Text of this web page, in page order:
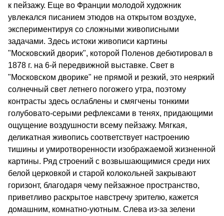
к пейзажу. Еще во Франции молодой художник
увлекался писанием этюдов на открытом воздухе,
экспериментируя со сложными живописными
задачами. Здесь истоки живописи картины
"Московский дворик", которой Поленов дебютировал в
1878 г. на 6-й передвижной выставке. Свет в
"Московском дворике" не прямой и резкий, это неяркий
солнечный свет летнего погожего утра, поэтому
контрасты здесь ослаблены и смягчены тонкими
голубовато-серыми рефлексами в тенях, придающими
ощущение воздушности всему пейзажу. Мягкая,
деликатная живопись соответствует настроению
тишины и умиротворенности изображаемой жизненной
картины. Ряд строений с возвышающимися среди них
белой церковкой и старой колокольней закрывают
горизонт, благодаря чему пейзажное пространство,
приветливо раскрытое навстречу зрителю, кажется
домашним, комнатно-уютным. Слева из-за зелени